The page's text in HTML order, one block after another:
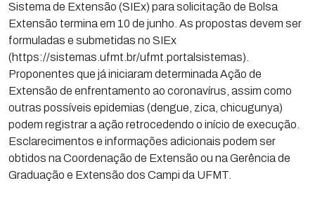
Sistema de Extensão (SIEx) para solicitação de Bolsa
Extensão termina em 10 de junho. As propostas devem ser
formuladas e submetidas no SIEx
(https://sistemas.ufmt.br/ufmt.portalsistemas).
Proponentes que já iniciaram determinada Ação de
Extensão de enfrentamento ao coronavírus, assim como
outras possíveis epidemias (dengue, zica, chicugunya)
podem registrar a ação retrocedendo o início de execução.
Esclarecimentos e informações adicionais podem ser
obtidos na Coordenação de Extensão ou na Gerência de
Graduação e Extensão dos Campi da UFMT.